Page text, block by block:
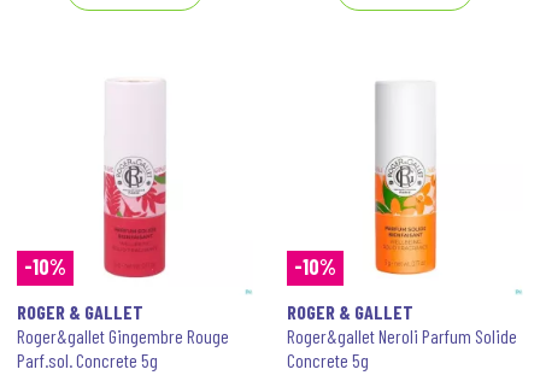
-10%
ROGER & GALLET
Roger&gallet Gingembre Rouge
Parf.sol. Concrete 5g
-10%
ROGER & GALLET
Roger&gallet Neroli Parfum Solide
Concrete 5g